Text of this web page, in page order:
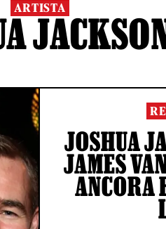
ARTISTA
JOSHUA
JAMES
ANCORA